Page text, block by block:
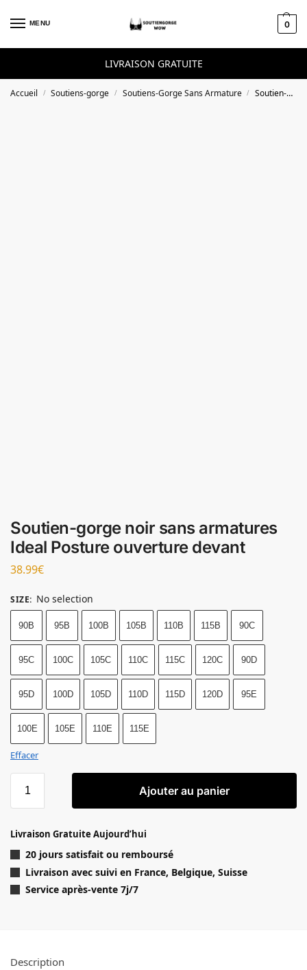
MENU 0
LIVRAISON GRATUITE
Accueil / Soutiens-gorge / Soutiens-Gorge Sans Armature / Soutien-gorge noir sans armatures Ideal Posture ouverture devant
Soutien-gorge noir sans armatures
Ideal Posture ouverture devant
38.99€
SIZE: No selection
90B 95B 100B 105B 110B 115B 90C
95C 100C 105C 110C 115C 120C 90D
95D 100D 105D 110D 115D 120D 95E
100E 105E 110E 115E
Effacer
Ajouter au panier
Livraison Gratuite Aujourd’hui
20 jours satisfait ou remboursé
Livraison avec suivi en France, Belgique, Suisse
Service après-vente 7j/7
Description